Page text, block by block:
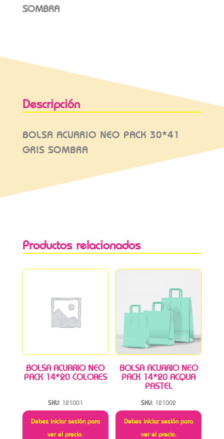
SOMBRA
Descripción
BOLSA ACUARIO NEO PACK 30*41
GRIS SOMBRA
Productos relacionados
BOLSA ACUARIO NEO
PACK 14*20 COLORES
SKU: 121001
Debes iniciar sesión para
ver el precio.
BOLSA ACUARIO NEO
PACK 14*20 ACQUA
PASTEL
SKU: 121002
Debes iniciar sesión para
ver el precio.